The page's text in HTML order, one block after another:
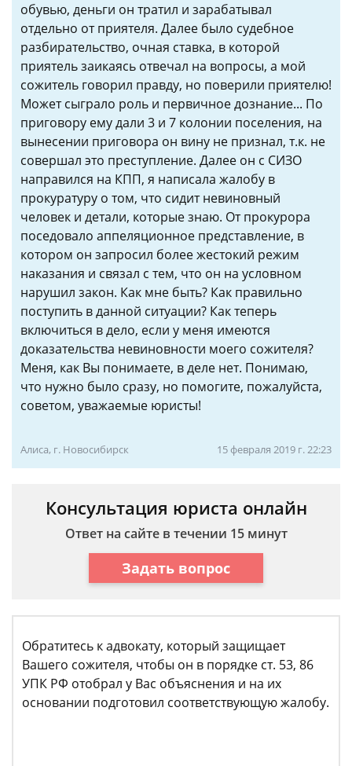
обувью, деньги он тратил и зарабатывал
отдельно от приятеля. Далее было судебное
разбирательство, очная ставка, в которой
приятель заикаясь отвечал на вопросы, а мой
сожитель говорил правду, но поверили приятелю!
Может сыграло роль и первичное дознание... По
приговору ему дали 3 и 7 колонии поселения, на
вынесении приговора он вину не признал, т.к. не
совершал это преступление. Далее он с СИЗО
направился на КПП, я написала жалобу в
прокуратуру о том, что сидит невиновный
человек и детали, которые знаю. От прокурора
поседовало аппеляционное представление, в
котором он запросил более жестокий режим
наказания и связал с тем, что он на условном
нарушил закон. Как мне быть? Как правильно
поступить в данной ситуации? Как теперь
включиться в дело, если у меня имеются
доказательства невиновности моего сожителя?
Меня, как Вы понимаете, в деле нет. Понимаю,
что нужно было сразу, но помогите, пожалуйста,
советом, уважаемые юристы!
Алиса, г. Новосибирск 15 февраля 2019 г. 22:23
Консультация юриста онлайн
Ответ на сайте в течении 15 минут
Задать вопрос
Обратитесь к адвокату, который защищает
Вашего сожителя, чтобы он в порядке ст. 53, 86
УПК РФ отобрал у Вас объяснения и на их
основании подготовил соответствующую жалобу.